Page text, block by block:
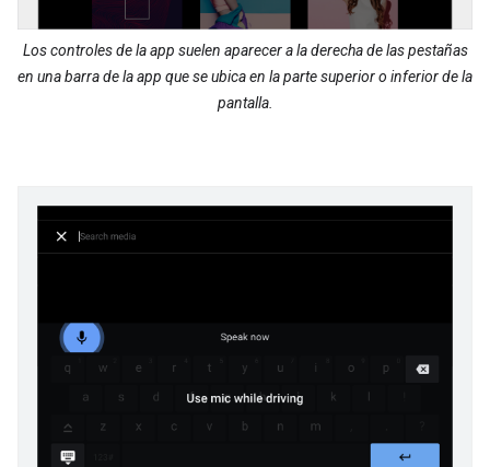
Los controles de la app suelen aparecer a la derecha de las pestañas
en una barra de la app que se ubica en la parte superior o inferior de la
pantalla.